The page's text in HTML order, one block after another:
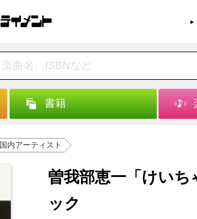
書籍
国内アーティスト
曽我部恵一「けい
ック